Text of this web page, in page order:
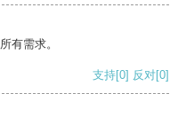
有需求。
支持[0] 反对[0]